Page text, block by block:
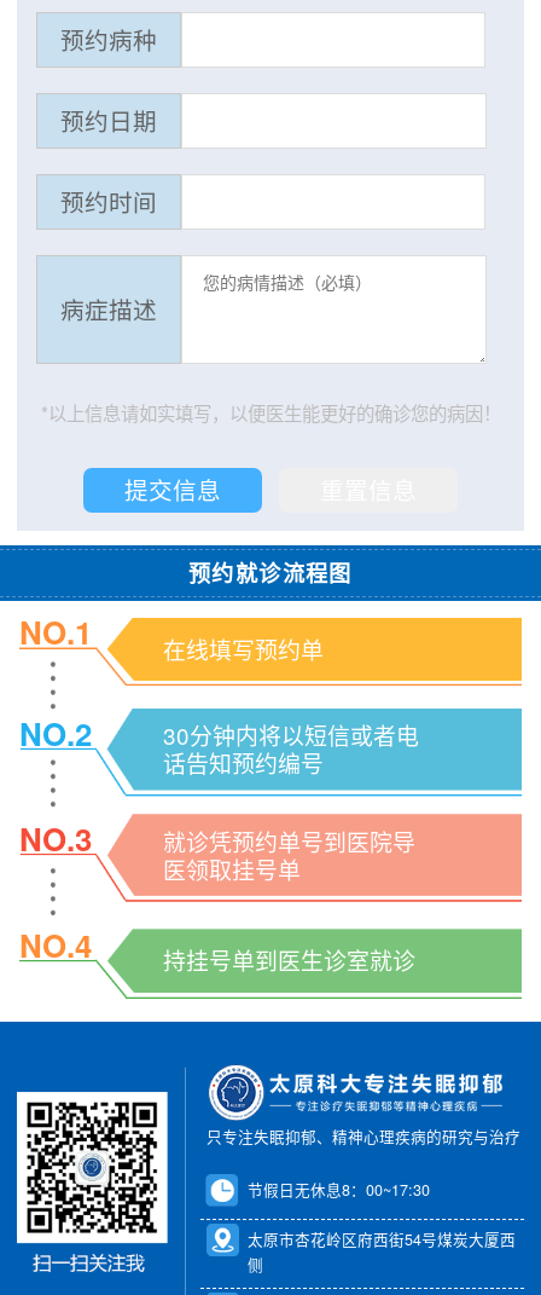
预约病种
预约日期
预约时间
病症描述
*以上信息请如实填写，以便医生能更好的确诊您的病因！
预约就诊流程图
NO.1 在线填写预约单
NO.2
30分钟内将以短信或者电
话告知预约编号
NO.3
就诊凭预约单号到医院导
医领取挂号单
NO.4 持挂号单到医生诊室就诊
只专注失眠抑郁、精神心理疾病的研究与治疗
节假日无休息8：00~17:30
太原市杏花岭区府西街54号煤炭大厦西
侧